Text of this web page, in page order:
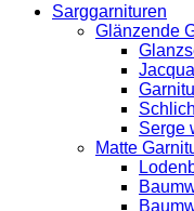
Sarggarnituren
Glänzende
Serge
Matte